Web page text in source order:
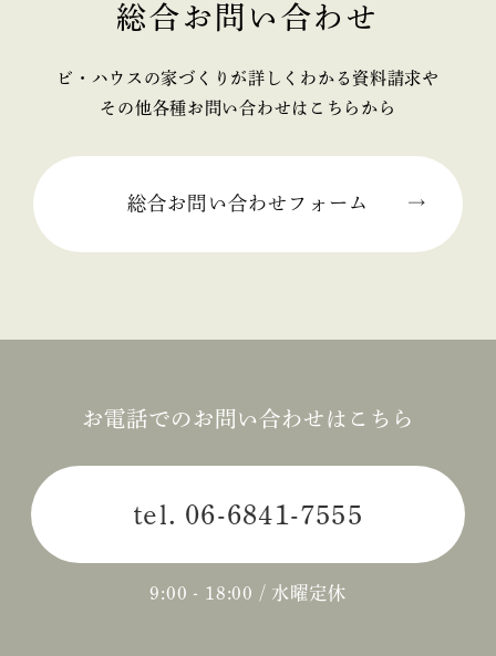
2025年02月 (2)
2025年01月 (1)
2024年11月 (1)
2024年10月 (1)
2024年06月 (1)
2024年04月 (3)
2024年03月 (2)
総合お問い合わせ
ビ・ハウスの家づくりが詳しくわかる資料請求や
その他各種お問い合わせはこちらから
総合お問い合わせフォーム
お電話でのお問い合わせはこちら
tel. 06-6841-7555
9:00 - 18:00 / 水曜定休